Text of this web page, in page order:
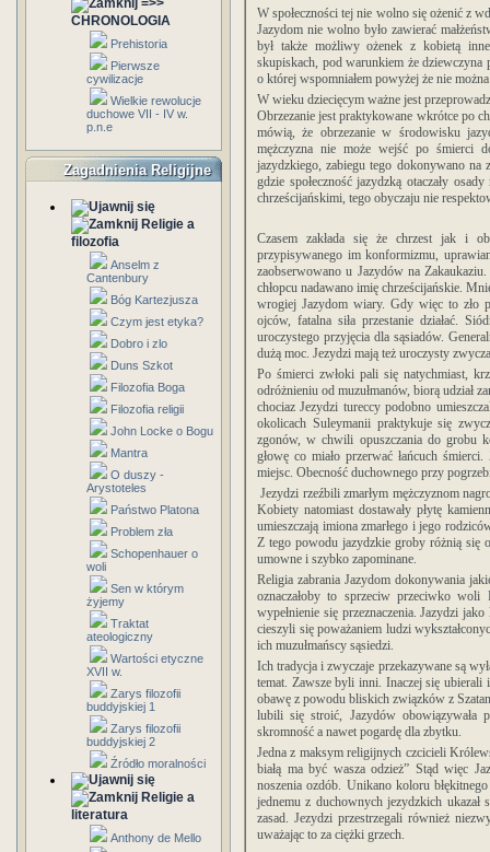
=>>
CHRONOLOGIA
Prehistoria
Pierwsze
cywilizacje
Wielkie rewolucje
duchowe VII - IV w.
p.n.e
Zagadnienia Religijne
Religie a
filozofia
Anselm z
Cantenbury
Bóg Kartezjusza
Czym jest etyka?
Dobro i zlo
Duns Szkot
Filozofia Boga
Filozofia religii
John Locke o Bogu
Mantra
O duszy -
Arystoteles
Państwo Platona
Problem zła
Schopenhauer o
woli
Sen w którym
żyjemy
Traktat
ateologiczny
Wartości etyczne
XVII w.
Zarys filozofii
buddyjskiej 1
Zarys filozofii
buddyjskiej 2
Źródło moralności
Religie a
literatura
Anthony de Mello
W społeczności tej nie wolno się ożenić z
Jazydom nie wolno było zawierać
był także możliwy ożenek z kobietą
skupiskach, pod warunkiem że dziewczyna
o której wspomniałem powyżej że nie
W wieku dziecięcym ważne jest
Obrzezanie jest praktykowane wkrótce po
mówią, że obrzezanie w środowisku
mężczyzna nie może wejść po śmierci
jazydzkiego, zabiegu tego dokonywano na
gdzie społeczność jazydzką otaczały
chrześcijańskimi, tego obyczaju nie
Czasem zakłada się że chrzest jak i
przypisywanego im konformizmu,
zaobserwowano u Jazydów na
chłopcu nadawano imię chrześcijańskie.
wrogiej Jazydom wiary. Gdy więc to zło
ojców, fatalna siła przestanie działać.
uroczystego przyjęcia dla sąsiadów.
dużą moc. Jezydzi mają też uroczysty
Po śmierci zwłoki pali się natychmiast,
odróżnieniu od muzułmanów, biorą udział
chociaz Jezydzi tureccy podobno
okolicach Suleymanii praktykuje się
zgonów, w chwili opuszczania do grobu
głowę co miało przerwać łańcuch śmierci.
miejsc. Obecność duchownego przy
Jezydzi rzeźbili zmarłym mężczyznom
Kobiety natomiast dostawały płytę
umieszczają imiona zmarłego i jego
Z tego powodu jazydzkie groby różnią się
umowne i szybko zapominane.
Religia zabrania Jazydom dokonywania
oznaczałoby to sprzeciw przeciwko
wypełnienie się przeznaczenia.Jazydzi jako
cieszyli się poważaniem ludzi
ich muzułmańscy sąsiedzi.
Ich tradycja i zwyczaje przekazywane są
temat. Zawsze byli inni. Inaczej się
obawę z powodu bliskich związków z
lubili się stroić, Jazydów obowiązywała
skromność a nawet pogardę dla zbytku.
Jedna z maksym religijnych czcicieli
białą ma być wasza odzież” Stąd więc
noszenia ozdób. Unikano koloru
jednemu z duchownych jezydzkich
zasad. Jezydzi przestrzegali również
uważając to za ciężki grzech.